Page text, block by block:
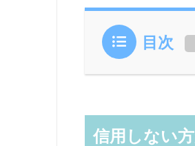
目次
信用しない